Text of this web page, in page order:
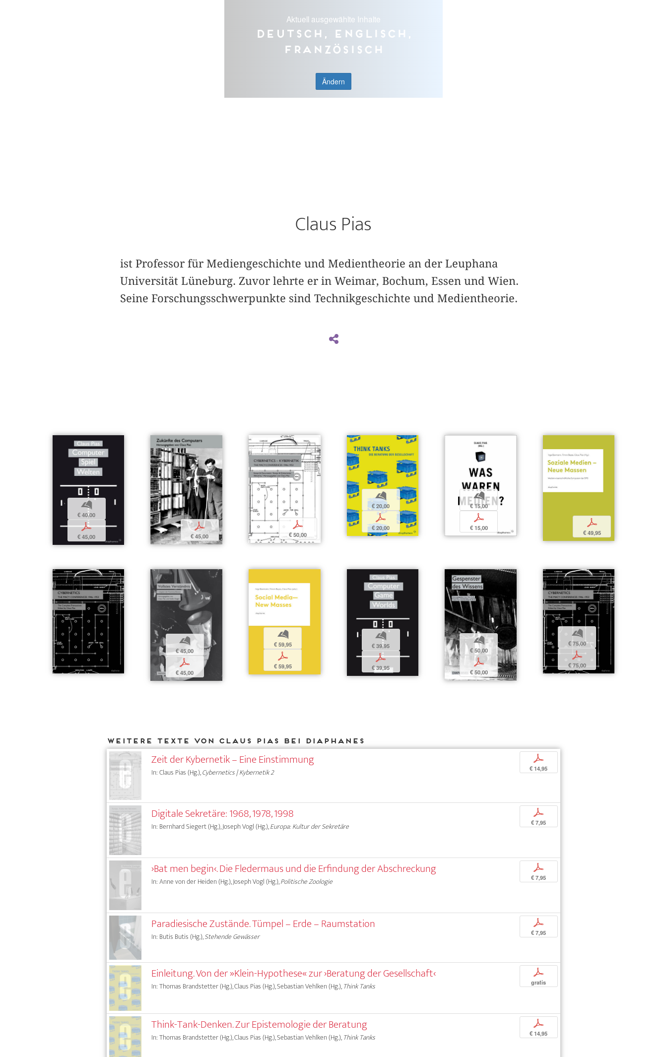
Aktuell ausgewählte Inhalte
Deutsch, Englisch,
Französisch
Ändern
Claus Pias
ist Professor für Mediengeschichte und Medientheorie an der Leuphana
Universität Lüneburg. Zuvor lehrte er in Weimar, Bochum, Essen und Wien.
Seine Forschungsschwerpunkte sind Technikgeschichte und Medientheorie.
b
€ 40,00
p
€ 45,00
p
€ 45,00
p
€ 50,00
b
€ 20,00
p
€ 20,00
b
€ 15,00
p
€ 15,00 p
€ 49,95
b
€ 45,00
p
€ 45,00
b
€ 59,95
p
€ 59,95
b
€ 39,95
p
€ 39,95
b
€ 50,00
p
€ 50,00
b
€ 75,00
p
€ 75,00
Weitere Texte von Claus Pias bei DIAPHANES
Zeit der Kybernetik – Eine Einstimmung
In: Claus Pias (Hg.),Cybernetics | Kybernetik 2
p
€ 14,95
Digitale Sekretäre: 1968, 1978, 1998
In: Bernhard Siegert (Hg.), Joseph Vogl (Hg.),Europa: Kultur der Sekretäre
p
€ 7,95
›Bat men begin‹. Die Fledermaus und die Erfindung der Abschreckung
In: Anne von der Heiden (Hg.), Joseph Vogl (Hg.),Politische Zoologie
p
€ 7,95
Paradiesische Zustände. Tümpel – Erde – Raumstation
In: Butis Butis (Hg.),Stehende Gewässer
p
€ 7,95
Einleitung. Von der »Klein-Hypothese« zur ›Beratung der Gesellschaft‹
In: Thomas Brandstetter (Hg.), Claus Pias (Hg.), Sebastian Vehlken (Hg.),Think Tanks
p
gratis
Think-Tank-Denken. Zur Epistemologie der Beratung
In: Thomas Brandstetter (Hg.), Claus Pias (Hg.), Sebastian Vehlken (Hg.),Think Tanks
p
€ 14,95